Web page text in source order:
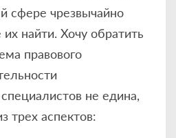
сфере чрезвычайно
найти. Хочу обратить
правового
не едина,
трех аспектов: